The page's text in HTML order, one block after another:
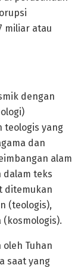
miliar atau
dengan
teologis yang
dan
alam
dalam teks
ditemukan
(teologis),
(kosmologis).
Tuhan
saat yang